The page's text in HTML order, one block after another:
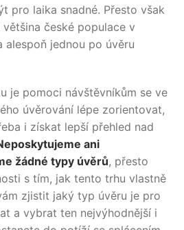
pro laika snadné. Přesto však
české populace v
alespoň jednou po úvěru
je pomoci návštěvníkům se ve
úvěrování lépe zorientovat,
i získat lepší přehled nad
ani
žádné typy úvěrů, přesto
s tím, jak tento trhu vlastně
zjistit jaký typ úvěru je pro
a vybrat ten nejvýhodnější i